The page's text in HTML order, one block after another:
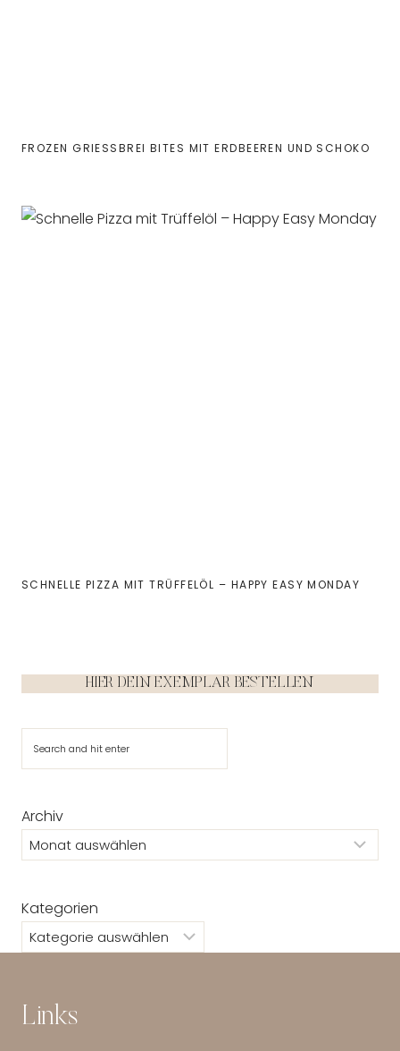
FROZEN GRIESSBREI BITES MIT ERDBEEREN UND SCHOKO
SCHNELLE PIZZA MIT TRÜFFELÖL – HAPPY EASY MONDAY
HIER DEIN EXEMPLAR BESTELLEN
Archiv
Kategorien
Links